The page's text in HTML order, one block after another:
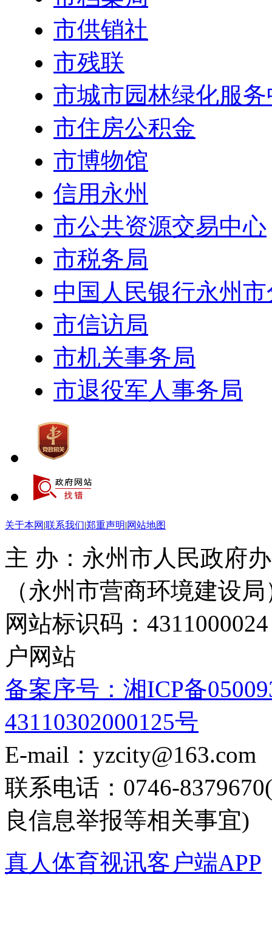
市供销社
市残联
市城市园林绿化服
市住房公积金
市博物馆
信用永州
市公共资源交易中心
市税务局
中国人民银行永州
市信访局
市机关事务局
市退役军人事务局
关于本网 |联系我们|郑重声明|网站地图
主 办：永州市人民政府
（永州市营商环境建设局
网站标识码：
户网站
备案序号：湘ICP备
43110302000125号
E-mail：yzcity@163.com
联系电话：0746-
良信息举报等相关事宜)
真人体育视讯客户端APP